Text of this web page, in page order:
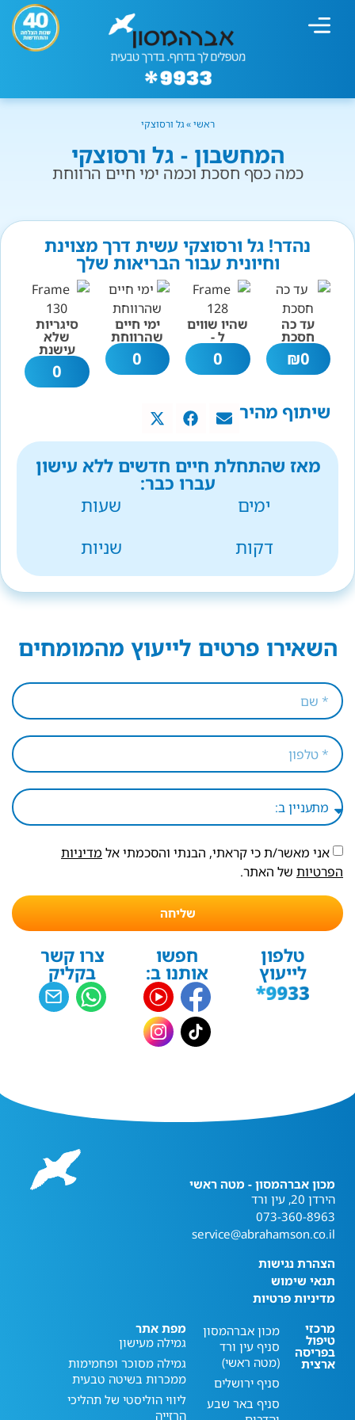
ראשי»גל ורסוצקי
המחשבון - גל ורסוצקי
כמה כסף חסכת וכמה ימי חיים הרווחת
נהדר! גל ורסוצקי עשית דרך מצוינת
וחיונית עבור הבריאות שלך
עד כה
חסכת
0
₪
שהיו שווים
ל -
0
ימי חיים
שהרווחת
0
סיגריות
שלא
עישנת
0
שיתוף מהיר
מאז שהתחלת חיים חדשים ללא עישון
עברו כבר:
ימים
שעות
דקות
שניות
השאירו פרטים לייעוץ מהמומחים
אני מאשר/ת כי קראתי, הבנתי והסכמתי אל מדיניות
הפרטיות של האתר.
שליחה
טלפון
לייעוץ
חפשו
אותנו ב:
צרו קשר
בקליק
מכון אברהמסון - מטה ראשי
הירדן 20, עין ורד
073-360-8963
service@abrahamson.co.il
הצהרת נגישות
תנאי שימוש
מדיניות פרטיות
מרכזי
טיפול
בפריסה
ארצית
מכון אברהמסון
סניף עין ורד
(מטה ראשי)
סניף ירושלים
סניף באר שבע
מפת אתר
גמילה מעישון
גמילה מסוכר ופחמימות
ממכרות בשיטה טבעית
ליווי הוליסטי של תהליכי
הרזייה